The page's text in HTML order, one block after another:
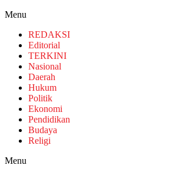
Menu
REDAKSI
Editorial
TERKINI
Nasional
Daerah
Hukum
Politik
Ekonomi
Pendidikan
Budaya
Religi
Menu